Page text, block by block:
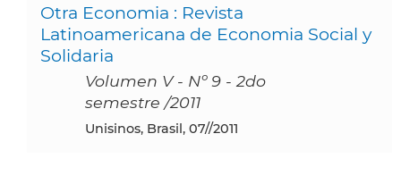
Otra Economia : Revista
Latinoamericana de Economia Social y
Solidaria
Volumen V - Nº 9 - 2do
semestre /2011
Unisinos, Brasil, 07//2011